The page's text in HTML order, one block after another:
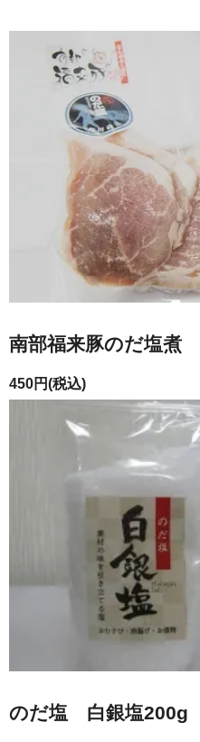
南部福来豚のだ塩煮
450円(税込)
のだ塩 白銀塩200g